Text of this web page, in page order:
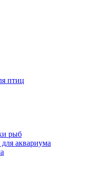
птиц
рыб
аквариума